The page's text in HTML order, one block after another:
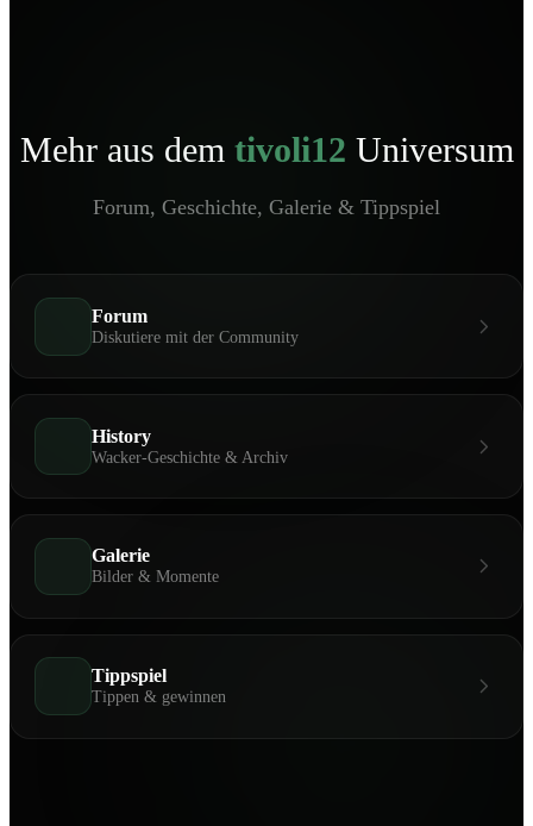
Mehr aus dem tivoli12 Universum
Forum, Geschichte, Galerie & Tippspiel
Forum
Diskutiere mit der Community
History
Wacker-Geschichte & Archiv
Galerie
Bilder & Momente
Tippspiel
Tippen & gewinnen